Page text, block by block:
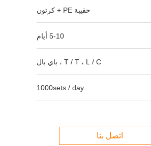
حقيبة PE + كرتون
5-10 أيام
T / T ، L / C ، باي بال
1000sets / day
اتصل بنا